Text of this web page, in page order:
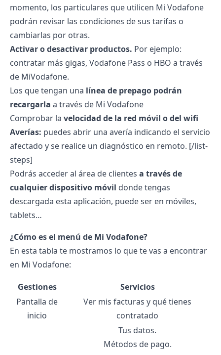
momento, los particulares que utilicen Mi Vodafone
podrán revisar las condiciones de sus tarifas o
cambiarlas por otras.
Activar o desactivar productos. Por ejemplo:
contratar más gigas, Vodafone Pass o HBO a través
de MiVodafone.
Los que tengan una línea de prepago podrán
recargarla a través de Mi Vodafone
Comprobar la velocidad de la red móvil o del wifi
Averías: puedes abrir una avería indicando el servicio
afectado y se realice un diagnóstico en remoto. [/list-
steps]
Podrás acceder al área de clientes a través de
cualquier dispositivo móvil donde tengas
descargada esta aplicación, puede ser en móviles,
tablets…
¿Cómo es el menú de Mi Vodafone?
En esta tabla te mostramos lo que te vas a encontrar
en Mi Vodafone:
Gestiones
Servicios
Pantalla de
inicio
Ver mis facturas y qué tienes
contratado
Tus datos.
Métodos de pago.